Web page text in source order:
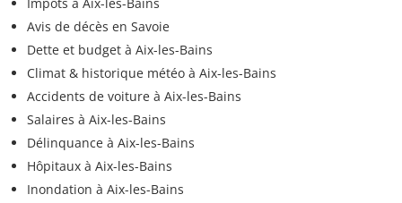
Impôts à Aix-les-Bains
Avis de décès en Savoie
Dette et budget à Aix-les-Bains
Climat & historique météo à Aix-les-Bains
Accidents de voiture à Aix-les-Bains
Salaires à Aix-les-Bains
Délinquance à Aix-les-Bains
Hôpitaux à Aix-les-Bains
Inondation à Aix-les-Bains